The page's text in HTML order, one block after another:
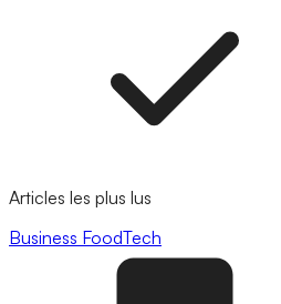
Articles les plus lus
Business FoodTech